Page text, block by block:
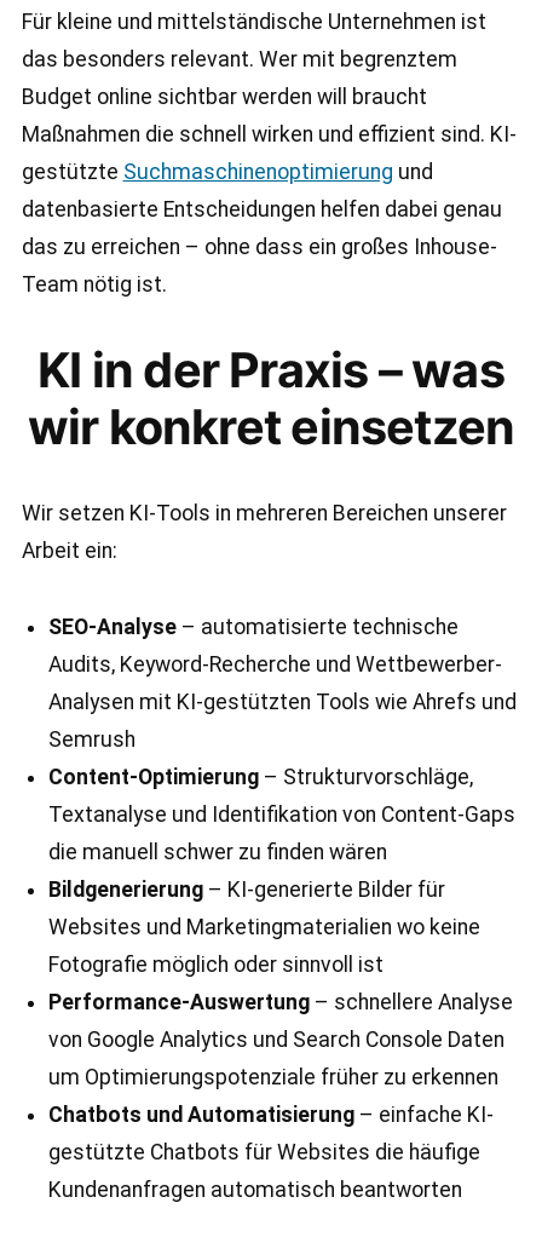
Für kleine und mittelständische Unternehmen ist
das besonders relevant. Wer mit begrenztem
Budget online sichtbar werden will braucht
Maßnahmen die schnell wirken und effizient sind. KI-
gestützte Suchmaschinenoptimierung und
datenbasierte Entscheidungen helfen dabei genau
das zu erreichen – ohne dass ein großes Inhouse-
Team nötig ist.
KI in der Praxis – was
wir konkret einsetzen
Wir setzen KI-Tools in mehreren Bereichen unserer
Arbeit ein:
SEO-Analyse– automatisierte technische
Audits, Keyword-Recherche und Wettbewerber-
Analysen mit KI-gestützten Tools wie Ahrefs und
Semrush
Content-Optimierung– Strukturvorschläge,
Textanalyse und Identifikation von Content-Gaps
die manuell schwer zu finden wären
Bildgenerierung– KI-generierte Bilder für
Websites und Marketingmaterialien wo keine
Fotografie möglich oder sinnvoll ist
Performance-Auswertung– schnellere Analyse
von Google Analytics und Search Console Daten
um Optimierungspotenziale früher zu erkennen
Chatbots und Automatisierung– einfache KI-
gestützte Chatbots für Websites die häufige
Kundenanfragen automatisch beantworten